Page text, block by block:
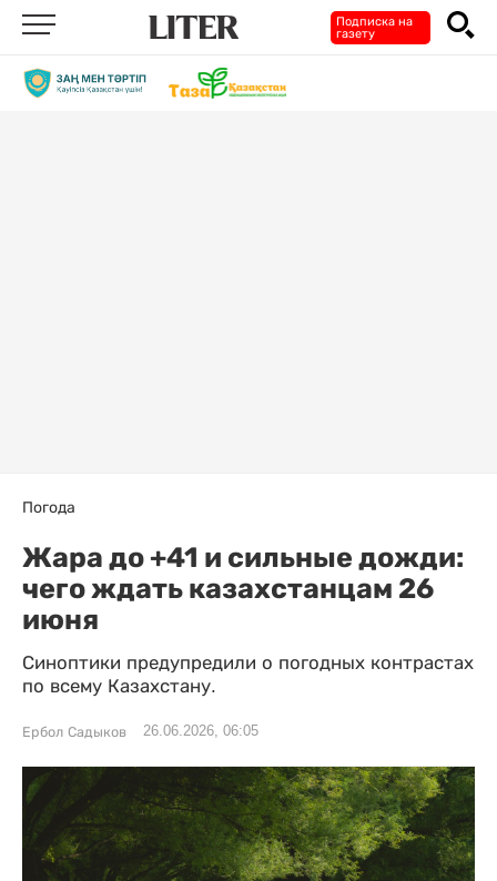
Подписка на
газету
Погода
Жара до +41 и сильные дожди:
чего ждать казахстанцам 26
июня
Синоптики предупредили о погодных контрастах
по всему Казахстану.
Ербол Садыков 26.06.2026, 06:05